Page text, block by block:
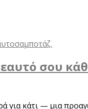
σου
για κάτι — μια